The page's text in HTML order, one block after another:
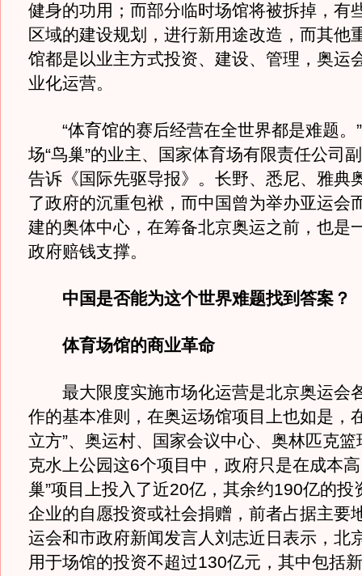
健身的功用；而部分临时场馆将被拆掉，有
区域的建设规划，进行新用途改造，而其他
馆都是以业主方式投资、建设、管理，奥运
业化运营。
“体育馆的赛后经营在全世界都是难题。
场“鸟巢”的业主、国家体育场有限责任公司
告诉《国际先驱导报》。长野、悉尼、雅典
了政府的沉重包袱，而中国曾为举办亚运会
建的奥体中心，在筹备北京奥运之前，也是
政府赔钱支撑。
中国是否能为这个世界难题找到答案？
体育场馆的商业革命
最大限度实施市场化运营是北京奥运会
作的基本准则，在奥运场馆项目上也如是，
立方”、奥运村、国家会议中心、奥林匹克
克水上公园这6个项目中，政府只是在成本
巢”项目上投入了近20亿，其余约190亿的投
企业的自愿投资或社会捐赠，前者占据主要
运会和市政府新闻发言人刘志近日表示，北
用于场馆的投资不超过130亿元，其中包括